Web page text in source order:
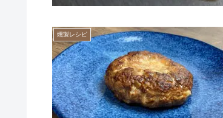
燻製レシピ